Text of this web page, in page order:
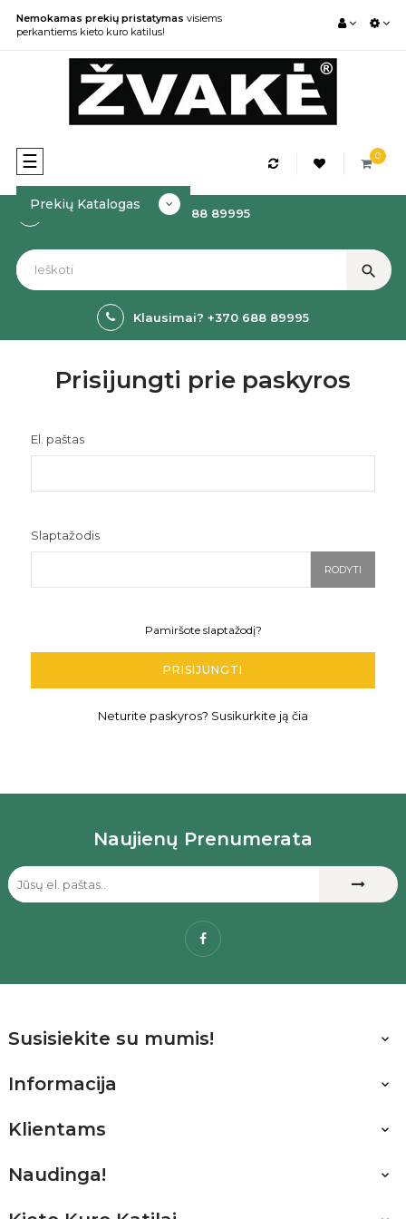
Nemokamas prekių pristatymas visiems
perkantiems kieto kuro katilus!
Toggle
navigation
☰ 0
Kaip Užsakyti? +370 688 89995
Prekių Katalogas
search
Klausimai? +370 688 89995
Prisijungti prie paskyros
El. paštas
Slaptažodis
RODYTI
Pamiršote slaptažodį?
PRISIJUNGTI
Neturite paskyros? Susikurkite ją čia
Naujienų Prenumerata
Facebook
Susisiekite su mumis! 
Informacija 
Klientams 
Naudinga! 